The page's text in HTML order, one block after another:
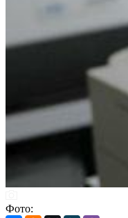
Фото: